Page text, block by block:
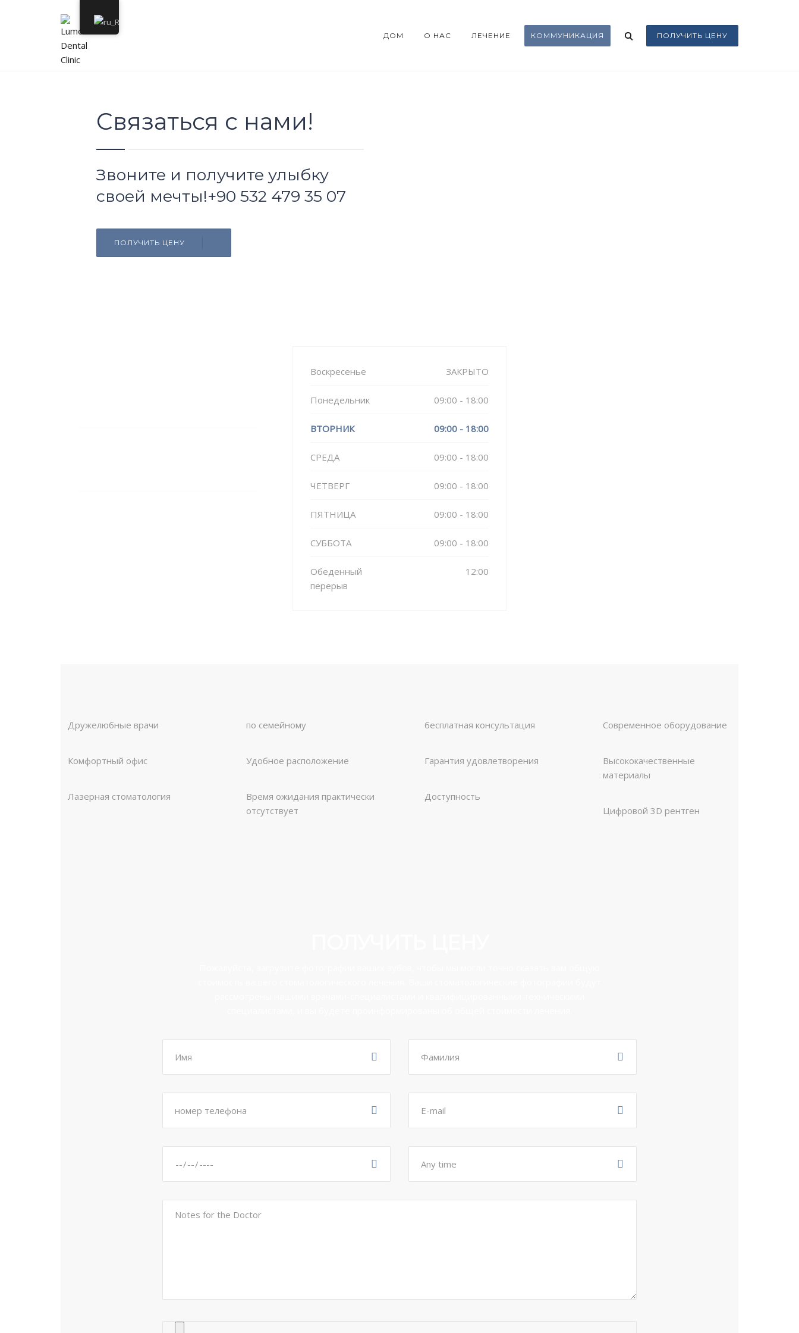
ДОМ О НАС ЛЕЧЕНИЕ КОММУНИКАЦИЯ ПОЛУЧИТЬ ЦЕНУ
Связаться с нами!
Звоните и получите улыбку
своей мечты!+90 532 479 35 07
ПОЛУЧИТЬ ЦЕНУ
Воскресенье ЗАКРЫТО
Понедельник 09:00 - 18:00
ВТОРНИК 09:00 - 18:00
СРЕДА 09:00 - 18:00
ЧЕТВЕРГ 09:00 - 18:00
ПЯТНИЦА 09:00 - 18:00
СУББОТА 09:00 - 18:00
Обеденный
перерыв
12:00
Дружелюбные врачи
Комфортный офис
Лазерная стоматология
по семейному
Удобное расположение
Время ожидания практически
отсутствует
бесплатная консультация
Гарантия удовлетворения
Доступность
Современное оборудование
Высококачественные
материалы
Цифровой 3D рентген